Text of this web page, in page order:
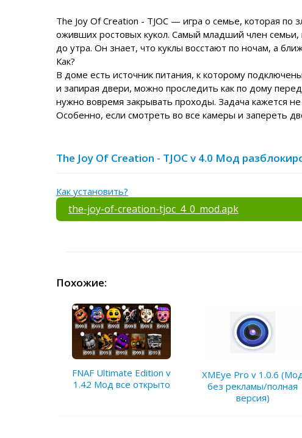
The Joy Of Creation - TJOC — игра о семье, которая по
оживших ростовых кукол. Самый младший член семьи,
до утра. Он знает, что куклы восстают по ночам, а
Как?
В доме есть источник питания, к которому
и запирая двери, можно проследить как по дому
нужно вовремя закрывать проходы. Задача кажется
Особенно, если смотреть во все камеры и запереть
The Joy Of Creation - TJOC v 4.0 Мод
Как установить?
the-joy-of-creation-tjoc_4_0_mod.apk
Похожие:
FNAF Ultimate Edition v
1.42 Мод все открыто
XMEye Pro v 1.0.6
без рекламы/полная
версия)